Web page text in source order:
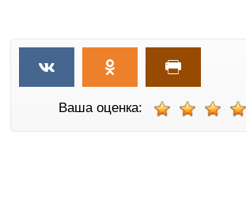
Ваша оценка: